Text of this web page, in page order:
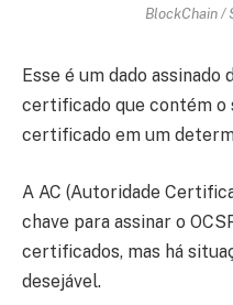
BlockChain /
Esse é um dado
certificado que contém o
certificado em um
A AC (Autoridade
chave para assinar o
certificados, mas há
desejável.